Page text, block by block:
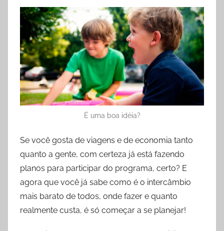
É uma boa idéia?
Se você gosta de viagens e de economia tanto
quanto a gente, com certeza já está fazendo
planos para participar do programa, certo? E
agora que você já sabe como é o intercâmbio
mais barato de todos, onde fazer e quanto
realmente custa, é só começar a se planejar!